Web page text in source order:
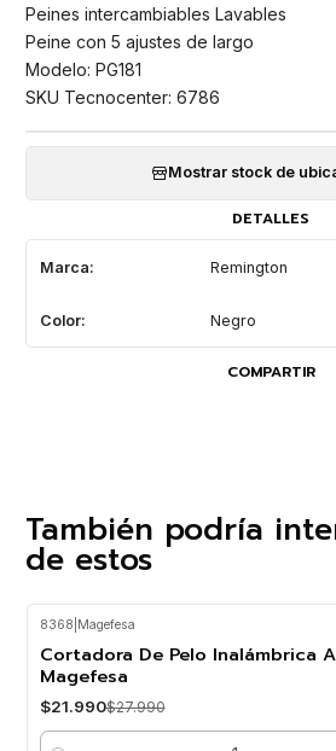
Peines intercambiables Lavables
Peine con 5 ajustes de largo
Modelo: PG181
SKU Tecnocenter: 6786
Mostrar stock de
DETALLES
Marca: Remington
Color: Negro
COMPARTIR
También podría
de estos
8368 Magefesa
Cortadora De Pelo Inalámbrica
Magefesa
$21.990$27.990